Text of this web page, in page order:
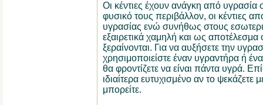
Οι κέντιες έχουν ανάγκη από υγρασία
φυσικό τους περιβάλλον, οι κέντιες
υγρασίας ενώ συνήθως στους
εξαιρετικά χαμηλή και ως
ξεραίνονται. Για να αυξήσετε την
χρησιμοποιείστε έναν υγραντήρα ή
θα φροντίζετε να είναι πάντα υγρά.
ιδιαίτερα ευτυχισμένο αν το
μπορείτε.